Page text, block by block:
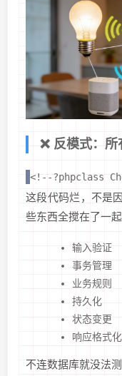
❌ 反模式：
<!--?phpclass
这段代码烂，不是
些东西全搅在了一起
输入验证
事务管理
业务规则
持久化
状态变更
响应格式化
不连数据库就没法